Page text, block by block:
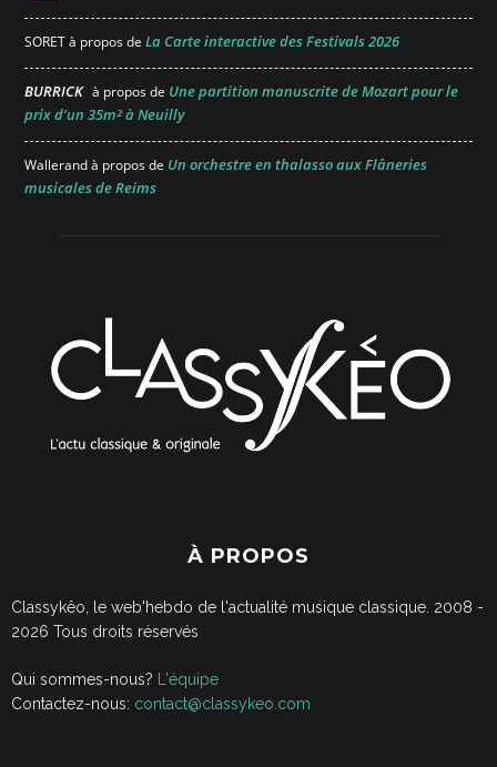
SORETà propos de La Carte interactive des Festivals 2026
BURRICK à propos de Une partition manuscrite de Mozart pour le
prix d’un 35m² à Neuilly
Wallerandà propos de Un orchestre en thalasso aux Flâneries
musicales de Reims
À PROPOS
Classykêo, le web'hebdo de l'actualité musique classique. 2008 -
2026 Tous droits réservés
Qui sommes-nous? L'équipe
Contactez-nous: contact@classykeo.com